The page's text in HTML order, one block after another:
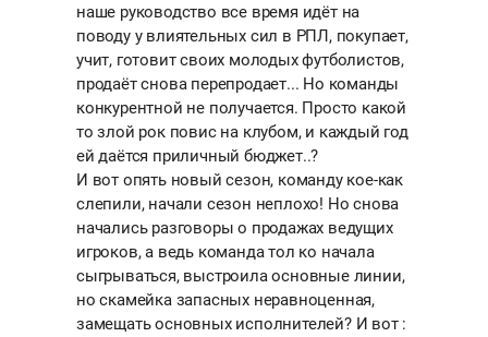
наше руководство все время идёт на
поводу у влиятельных сил в РПЛ, покупает,
учит, готовит своих молодых футболистов,
продаёт снова перепродает... Но команды
конкурентной не получается. Просто какой
то злой рок повис на клубом, и каждый год
ей даётся приличный бюджет..?
И вот опять новый сезон, команду кое-как
слепили, начали сезон неплохо! Но снова
начались разговоры о продажах ведущих
игроков, а ведь команда тол ко начала
сыгрываться, выстроила основные линии,
но скамейка запасных неравноценная,
замещать основных исполнителей? И вот :